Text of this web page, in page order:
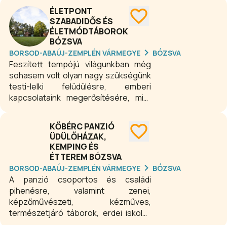
ÉLETPONT
SZABADIDŐS ÉS
ÉLETMÓDTÁBOROK
BÓZSVA
BORSOD-ABAÚJ-ZEMPLÉN VÁRMEGYE BÓZSVA
Feszített tempójú világunkban még
sohasem volt olyan nagy szükségünk
testi-lelki felüdülésre, emberi
kapcsolataink megerősítésére, mint
kívánnak segíteni.
KŐBÉRC PANZIÓ
ÜDÜLŐHÁZAK,
KEMPING ÉS
ÉTTEREM BÓZSVA
BORSOD-ABAÚJ-ZEMPLÉN VÁRMEGYE BÓZSVA
A panzió csoportos és családi
pihenésre, valamint zenei,
képzőművészeti, kézműves,
természetjáró táborok, erdei iskolák